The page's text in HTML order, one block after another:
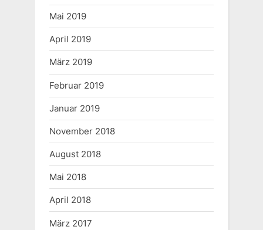
Mai 2019
April 2019
März 2019
Februar 2019
Januar 2019
November 2018
August 2018
Mai 2018
April 2018
März 2017